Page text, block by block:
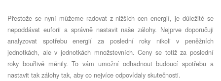
Přestože se nyní můžeme radovat z nižších cen energií, je důležité se
nepoddávat euforii a správně nastavit naše zálohy. Nejprve doporučuji
analyzovat spotřebu energií za poslední roky nikoli v peněžních
jednotkách, ale v jednotkách množstevních. Ceny se totiž za poslední
roky bouřlivě měnily. To vám umožní odhadnout budoucí spotřebu a
nastavit tak zálohy tak, aby co nejvíce odpovídaly skutečnosti.